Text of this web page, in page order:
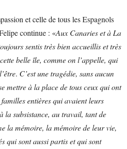
et celle de tous les Espagnols
continue : «Aux Canaries et à La
sentis très bien accueillis et très
belle île, comme on l’appelle, qui
. C’est une tragédie, sans aucun
mettre à la place de tous ceux qui ont
entières qui avaient leurs
la subsistance, au travail, tant de
la mémoire, la mémoire de leur vie,
qui sont aussi partis et qui sont